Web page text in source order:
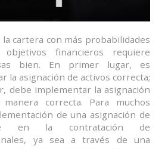
cartera con más probabilidades
financieros requiere
bien. En primer lugar, es
la asignación de activos correcta;
debe implementar la asignación
correcta. Para muchos
de una asignación de
en la contratación de
ya sea a través de una